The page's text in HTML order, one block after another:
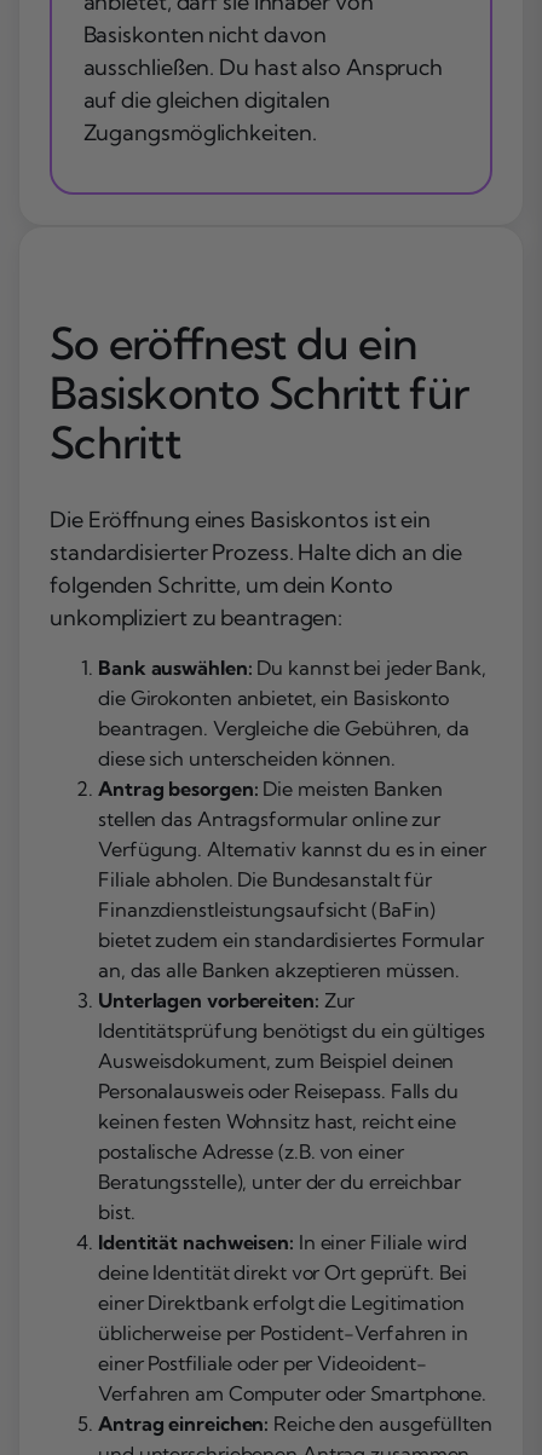
Basiskonten nicht davon
ausschließen. Du hast also Anspruch
auf die gleichen digitalen
Zugangsmöglichkeiten.
So eröffnest du ein
Basiskonto Schritt für
Schritt
Die Eröffnung eines Basiskontos ist ein
standardisierter Prozess. Halte dich an die
folgenden Schritte, um dein Konto
unkompliziert zu beantragen:
Bank auswählen: Du kannst bei jeder Bank,
die Girokonten anbietet, ein Basiskonto
beantragen. Vergleiche die Gebühren, da
diese sich unterscheiden können.
Antrag besorgen: Die meisten Banken
stellen das Antragsformular online zur
Verfügung. Alternativ kannst du es in einer
Filiale abholen. Die Bundesanstalt für
Finanzdienstleistungsaufsicht (BaFin)
bietet zudem ein standardisiertes Formular
an, das alle Banken akzeptieren müssen.
Unterlagen vorbereiten: Zur
Identitätsprüfung benötigst du ein gültiges
Ausweisdokument, zum Beispiel deinen
Personalausweis oder Reisepass. Falls du
keinen festen Wohnsitz hast, reicht eine
postalische Adresse (z.B. von einer
Beratungsstelle), unter der du erreichbar
bist.
Identität nachweisen: In einer Filiale wird
deine Identität direkt vor Ort geprüft. Bei
einer Direktbank erfolgt die Legitimation
üblicherweise per Postident-Verfahren in
einer Postfiliale oder per Videoident-
Verfahren am Computer oder Smartphone.
Antrag einreichen: Reiche den ausgefüllten